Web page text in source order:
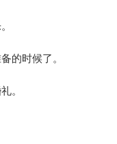
的时候了。
。